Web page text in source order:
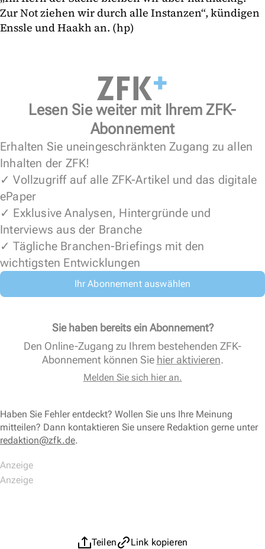
Zur Not ziehen wir durch alle Instanzen“, kündigen
Enssle und Haakh an. (hp)
Lesen Sie weiter mit Ihrem ZFK-
Abonnement
Erhalten Sie uneingeschränkten Zugang zu allen
Inhalten der ZFK!
✓ Vollzugriff auf alle ZFK-Artikel und das digitale
ePaper
✓ Exklusive Analysen, Hintergründe und
Interviews aus der Branche
✓ Tägliche Branchen-Briefings mit den
wichtigsten Entwicklungen
Ihr Abonnement auswählen
Sie haben bereits ein Abonnement?
Den Online-Zugang zu Ihrem bestehenden ZFK-
Abonnement können Sie hier aktivieren.
Melden Sie sich hier an.
Haben Sie Fehler entdeckt? Wollen Sie uns Ihre Meinung
mitteilen? Dann kontaktieren Sie unsere Redaktion gerne unter
redaktion@zfk.de.
Teilen
Link kopieren